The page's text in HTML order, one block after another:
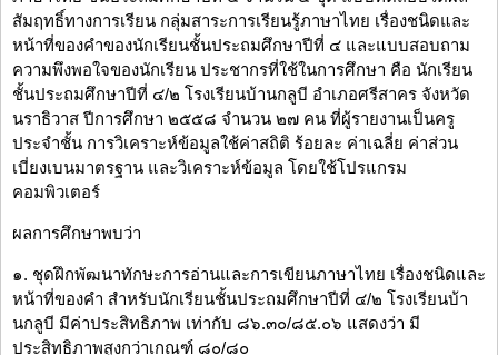
สัมฤทธิ์ทางการเรียน กลุ่มสาระการเรียนรู้ภาษาไทย เรื่องชนิดและ
หน้าที่ของคำของนักเรียนชั้นประถมศึกษาปีที่ ๔ และแบบสอบถาม
ความพึงพอใจของนักเรียน ประชากรที่ใช้ในการศึกษา คือ นักเรียน
ชั้นประถมศึกษาปีที่ ๔/๒ โรงเรียนบ้านกลูบี อำเภอศรีสาคร จังหวัด
นราธิวาส ปีการศึกษา ๒๕๕๘ จำนวน ๒๗ คน ที่ผู้รายงานเป็นครู
ประจำชั้น การวิเคราะห์ข้อมูลใช้ค่าสถิติ ร้อยละ ค่าเฉลี่ย ค่าส่วน
เบี่ยงเบนมาตรฐาน และวิเคราะห์ข้อมูล โดยใช้โปรแกรม
คอมพิวเตอร์
ผลการศึกษาพบว่า
๑. ชุดฝึกพัฒนาทักษะการอ่านและการเขียนภาษาไทย เรื่องชนิดและ
หน้าที่ของคำ สำหรับนักเรียนชั้นประถมศึกษาปีที่ ๔/๒ โรงเรียนบ้า
นกลูบี มีค่าประสิทธิภาพ เท่ากับ ๘๖.๓๐/๘๕.๐๖ แสดงว่า มี
ประสิทธิภาพสูงกว่าเกณฑ์ ๘๐/๘๐